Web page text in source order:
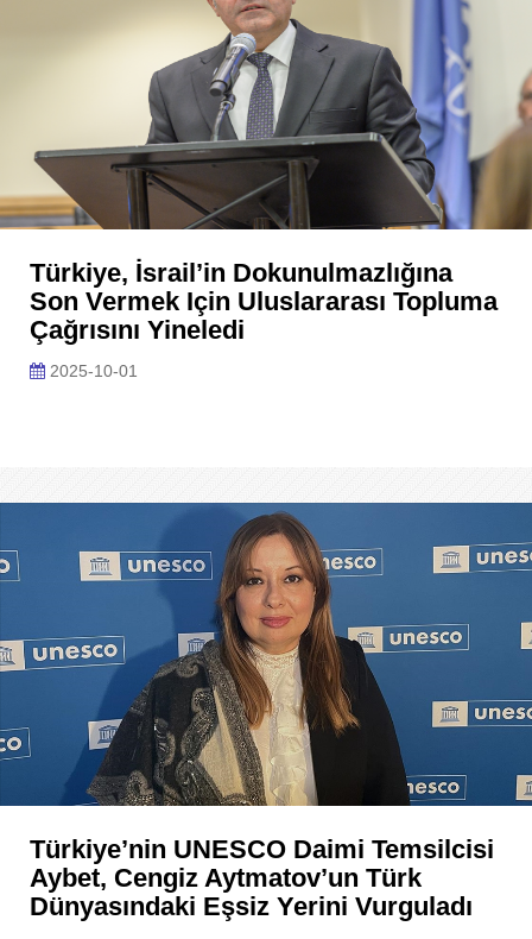
Türkiye, İsrail’in Dokunulmazlığına
Son Vermek Için Uluslararası Topluma
Çağrısını Yineledi
2025-10-01
Türkiye’nin UNESCO Daimi Temsilcisi
Aybet, Cengiz Aytmatov’un Türk
Dünyasındaki Eşsiz Yerini Vurguladı